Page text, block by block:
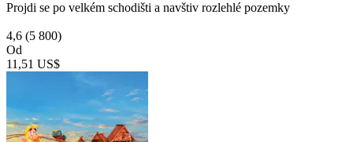
Projdi se po velkém schodišti a navštiv rozlehlé pozemky
4,6 (5 800)
Od
11,51 US$